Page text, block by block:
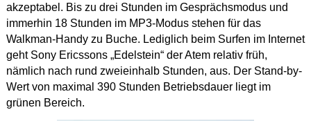
akzeptabel. Bis zu drei Stunden im Gesprächsmodus und
immerhin 18 Stunden im MP3-Modus stehen für das
Walkman-Handy zu Buche. Lediglich beim Surfen im Internet
geht Sony Ericssons „Edelstein“ der Atem relativ früh,
nämlich nach rund zweieinhalb Stunden, aus. Der Stand-by-
Wert von maximal 390 Stunden Betriebsdauer liegt im
grünen Bereich.